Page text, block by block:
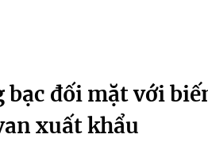
đối mặt với
xuất khẩu